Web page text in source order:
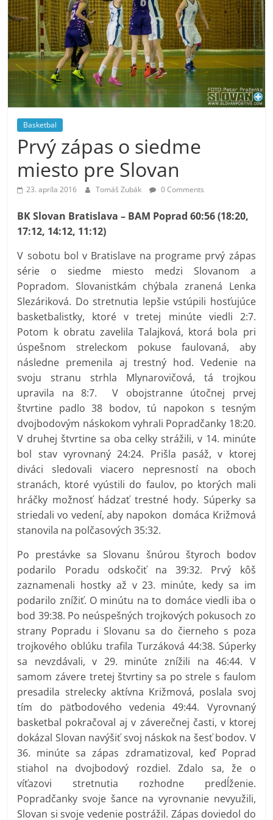
Basketbal
Prvý zápas o siedme
miesto pre Slovan
23. apríla 2016 Tomáš Zubák 0 Comments
BK Slovan Bratislava – BAM Poprad 60:56 (18:20,
17:12, 14:12, 11:12)
V sobotu bol v Bratislave na programe prvý zápas
série o siedme miesto medzi Slovanom a
Popradom. Slovanistkám chýbala zranená Lenka
Slezáriková. Do stretnutia lepšie vstúpili hosťujúce
basketbalistky, ktoré v tretej minúte viedli 2:7.
Potom k obratu zavelila Talajková, ktorá bola pri
úspešnom streleckom pokuse faulovaná, aby
následne premenila aj trestný hod. Vedenie na
svoju stranu strhla Mlynarovičová, tá trojkou
upravila na 8:7. V obojstranne útočnej prvej
štvrtine padlo 38 bodov, tú napokon s tesným
dvojbodovým náskokom vyhrali Popradčanky 18:20.
V druhej štvrtine sa oba celky strážili, v 14. minúte
bol stav vyrovnaný 24:24. Prišla pasáž, v ktorej
diváci sledovali viacero nepresností na oboch
stranách, ktoré vyústili do faulov, po ktorých mali
hráčky možnosť hádzať trestné hody. Súperky sa
striedali vo vedení, aby napokon domáca Križmová
stanovila na polčasových 35:32.
Po prestávke sa Slovanu šnúrou štyroch bodov
podarilo Poradu odskočiť na 39:32. Prvý kôš
zaznamenali hostky až v 23. minúte, kedy sa im
podarilo znížiť. O minútu na to domáce viedli iba o
bod 39:38. Po neúspešných trojkových pokusoch zo
strany Popradu i Slovanu sa do čierneho s poza
trojkového oblúku trafila Turzáková 44:38. Súperky
sa nevzdávali, v 29. minúte znížili na 46:44. V
samom závere tretej štvrtiny sa po strele s faulom
presadila strelecky aktívna Križmová, poslala svoj
tím do päťbodového vedenia 49:44. Vyrovnaný
basketbal pokračoval aj v záverečnej časti, v ktorej
dokázal Slovan navýšiť svoj náskok na šesť bodov. V
36. minúte sa zápas zdramatizoval, keď Poprad
stiahol na dvojbodový rozdiel. Zdalo sa, že o
víťazovi stretnutia rozhodne predĺženie.
Popradčanky svoje šance na vyrovnanie nevyužili,
Slovan si svoje vedenie postrážil. Zápas doviedol do